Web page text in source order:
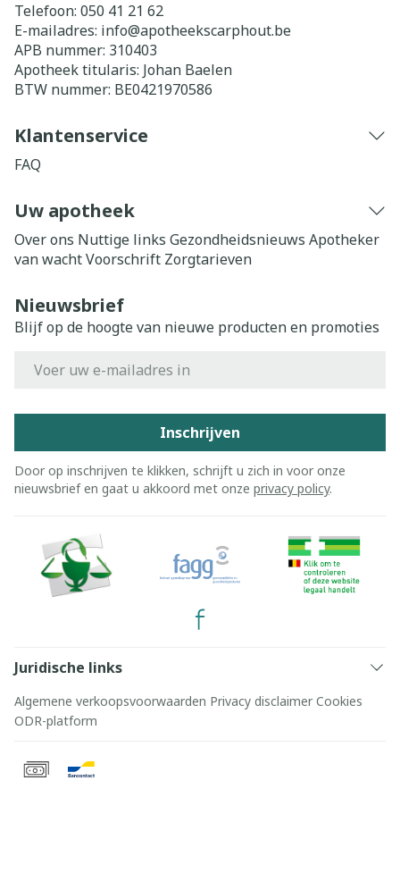
Telefoon: 050 41 21 62
E-mailadres: info@apotheekscarphout.be
APB nummer: 310403
Apotheek titularis: Johan Baelen
BTW nummer: BE0421970586
Klantenservice
FAQ
Uw apotheek
Over ons Nuttige links Gezondheidsnieuws Apotheker
van wachtVoorschrift Zorgtarieven
Nieuwsbrief
Blijf op de hoogte van nieuwe producten en promoties
Inschrijven
Door op inschrijven te klikken, schrijft u zich in voor onze
nieuwsbrief en gaat u akkoord met onze privacy policy.
Juridische links
Algemene verkoopsvoorwaarden Privacy disclaimer Cookies
ODR-platform